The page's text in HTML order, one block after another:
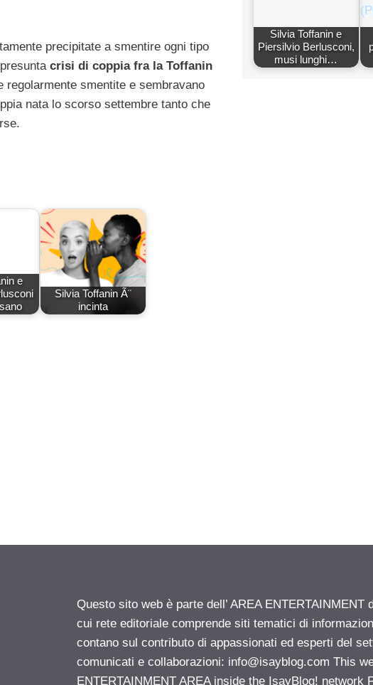
precipitate a smentire ogni tipo
crisi di coppia fra la Toffanin
regolarmente smentite e sembravano
nata lo scorso settembre tanto che
e
Silvia Toffanin Ã¨
incinta
Silvia Toffanin e
Piersilvio Berlusconi,
musi lunghi…
Questo sito web è parte dell’ AREA ENTERTAINMENT
cui rete editoriale comprende siti tematici di
contano sul contributo di appassionati ed esperti del
comunicati e collaborazioni: info@isayblog.com This
ENTERTAINMENT AREA inside the IsayBlog! network